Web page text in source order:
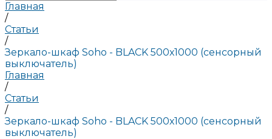
Главная
/
Статьи
/
Зеркало-шкаф Soho - BLACK 500х1000 (сенсорный
выключатель)
Главная
/
Статьи
/
Зеркало-шкаф Soho - BLACK 500х1000 (сенсорный
выключатель)